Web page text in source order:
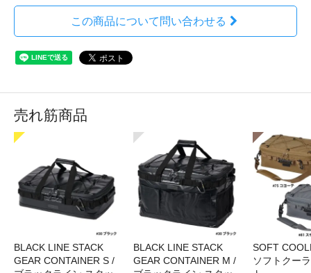
この商品について問い合わせる
売れ筋商品
BLACK LINE STACK
GEAR CONTAINER S /
BLACK LINE STACK
GEAR CONTAINER M /
SOFT
ソフトクー